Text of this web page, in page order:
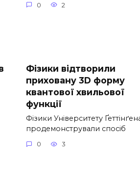
0 2
Фізики відтворили
приховану 3D форму
квантової хвильової
функції
Фізики Університету
продемонстрували спосіб
0 3